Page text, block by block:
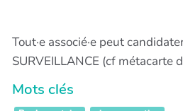
Tout·e associé·e peut
SURVEILLANCE (cf métacarte
Mots clés